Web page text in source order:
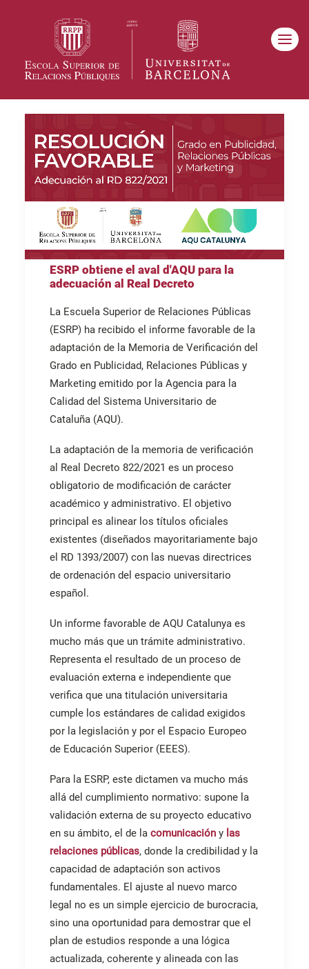
ESRP obtiene el aval d'AQU para la
adecuación al Real Decreto
La Escuela Superior de Relaciones Públicas
(ESRP) ha recibido el informe favorable de la
adaptación de la Memoria de Verificación del
Grado en Publicidad, Relaciones Públicas y
Marketing emitido por la Agencia para la
Calidad del Sistema Universitario de
Cataluña (AQU).
La adaptación de la memoria de verificación
al Real Decreto 822/2021 es un proceso
obligatorio de modificación de carácter
académico y administrativo. El objetivo
principal es alinear los títulos oficiales
existentes (diseñados mayoritariamente bajo
el RD 1393/2007) con las nuevas directrices
de ordenación del espacio universitario
español.
Un informe favorable de AQU Catalunya es
mucho más que un trámite administrativo.
Representa el resultado de un proceso de
evaluación externa e independiente que
verifica que una titulación universitaria
cumple los estándares de calidad exigidos
por la legislación y por el Espacio Europeo
de Educación Superior (EEES).
Para la ESRP, este dictamen va mucho más
allá del cumplimiento normativo: supone la
validación externa de su proyecto educativo
en su ámbito, el de la comunicación y las
relaciones públicas, donde la credibilidad y la
capacidad de adaptación son activos
fundamentales. El ajuste al nuevo marco
legal no es un simple ejercicio de burocracia,
sino una oportunidad para demostrar que el
plan de estudios responde a una lógica
actualizada, coherente y alineada con las